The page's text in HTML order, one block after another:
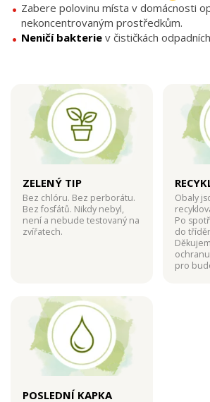
Zabere polovinu místa v domácnosti
nekoncentrovaným prostředkům.
Neničí bakterie v čističkách
ZELENÝ TIP
Bez chlóru. Bez perborátu.
Bez fosfátů. Nikdy nebyl,
není a nebude testovaný na
zvířatech.
Obaly
Po
do
pro
POSLEDNÍ KAPKA